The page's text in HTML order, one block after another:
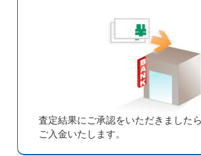
査定結果にご承認をいただきました
ご入金いたします。